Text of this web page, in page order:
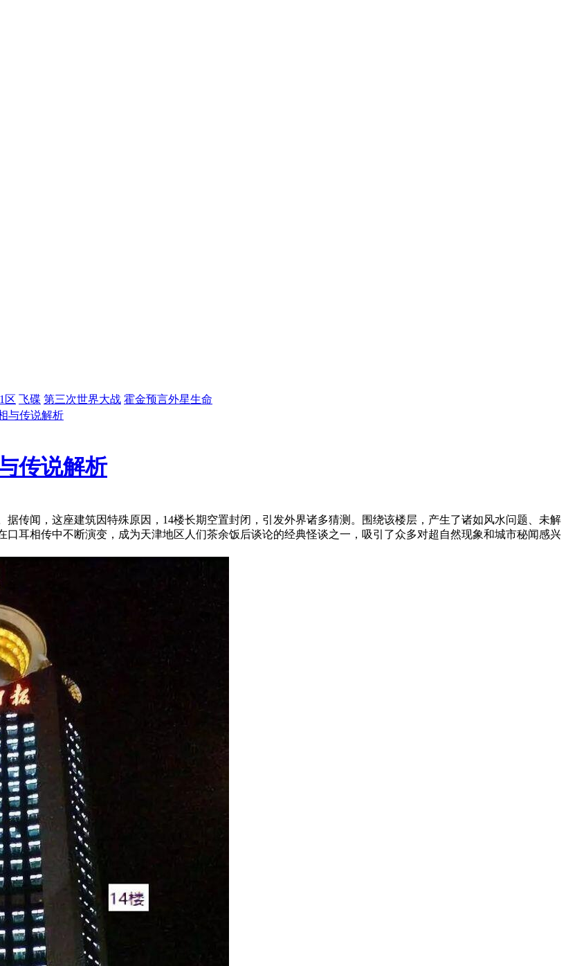
区 飞碟 第三次世界大战 霍金预言外星生命
与传说解析
传说解析
传闻，这座建筑因特殊原因，14楼长期空置封闭，引发外界诸多猜测。围绕该楼层，产生了诸如风水问题、未解
耳相传中不断演变，成为天津地区人们茶余饭后谈论的经典怪谈之一，吸引了众多对超自然现象和城市秘闻感兴